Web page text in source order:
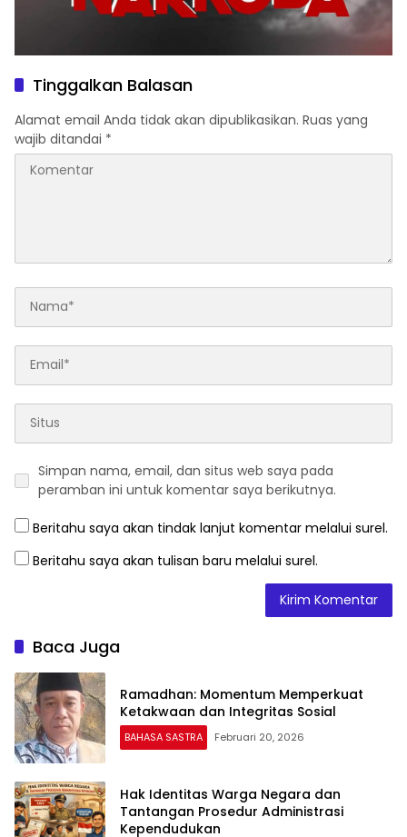
Tinggalkan Balasan
Alamat email Anda tidak akan dipublikasikan. Ruas yang
wajib ditandai *
Simpan nama, email, dan situs web saya pada
peramban ini untuk komentar saya berikutnya.
Beritahu saya akan tindak lanjut komentar melalui surel.
Beritahu saya akan tulisan baru melalui surel.
Baca Juga
Ramadhan: Momentum Memperkuat
Ketakwaan dan Integritas Sosial
BAHASA SASTRA Februari 20, 2026
Hak Identitas Warga Negara dan
Tantangan Prosedur Administrasi
Kependudukan